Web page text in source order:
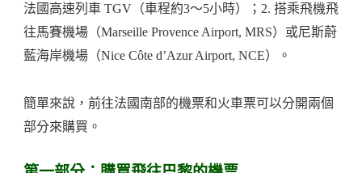
法國高速列車 TGV（車程約3～5小時）；2. 搭乘飛機飛
往馬賽機場（Marseille Provence Airport, MRS）或尼斯蔚
藍海岸機場（Nice Côte d’Azur Airport, NCE）。
簡單來說，前往法國南部的機票和火車票可以分開兩個
部分來購買。